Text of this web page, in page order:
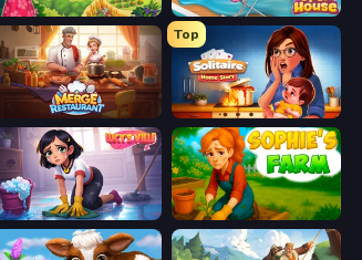
The Farmers Open House
Merge Restaurant
Top
Solitaire Home Story
Lucy’s Ville Sophie's Farm